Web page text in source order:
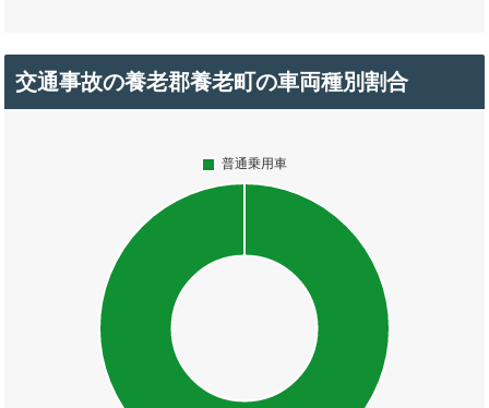
交通事故の養老郡養老町の車両種別割合